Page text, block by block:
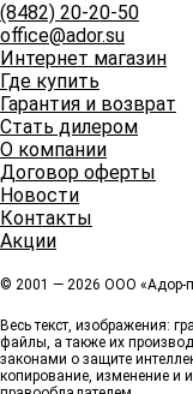
(8482) 20-20-50
office@ador.su
Интернет магазин
Где купить
Гарантия и возврат
Стать дилером
О компании
Договор оферты
Новости
Контакты
Акции
© 2001 — 2026 ООО «Адор-
Весь текст, изображения:
файлы, а также их
законами о защите
копирование, изменение и